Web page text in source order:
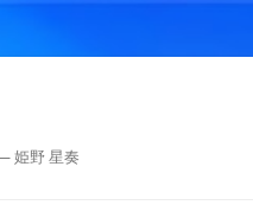
姫野 星奏